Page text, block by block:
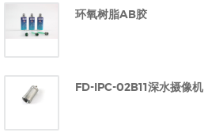
环氧树脂AB胶
FD-IPC-02B11深水摄像机